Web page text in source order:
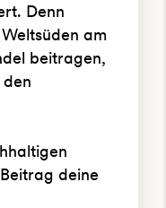
Denn
am
beitragen,
deine